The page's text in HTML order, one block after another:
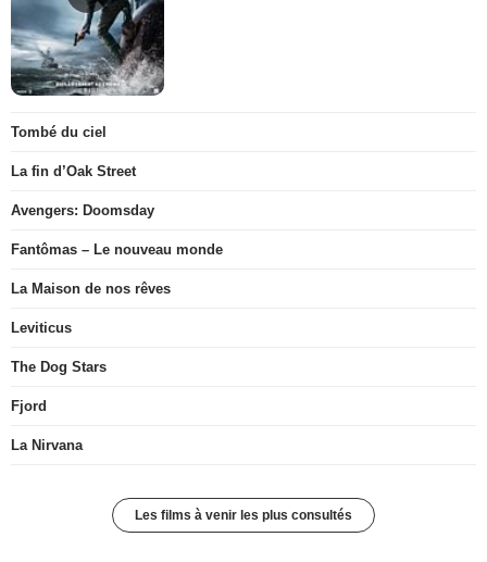
Tombé du ciel
La fin d’Oak Street
Avengers: Doomsday
Fantômas – Le nouveau monde
La Maison de nos rêves
Leviticus
The Dog Stars
Fjord
La Nirvana
Les films à venir les plus consultés